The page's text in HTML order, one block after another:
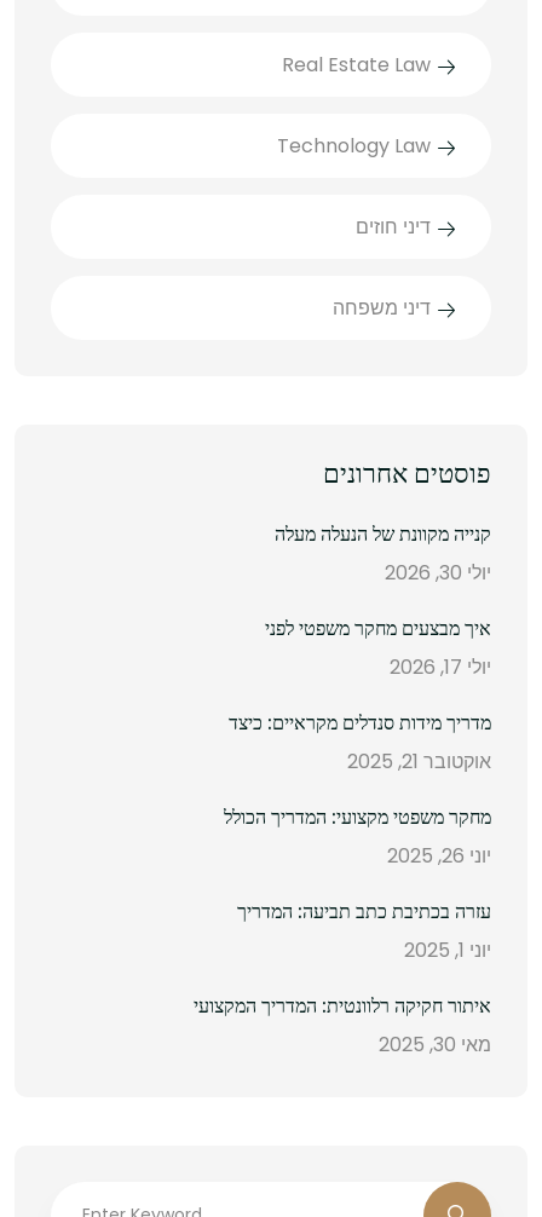
Real Estate Law
Technology Law
דיני חוזים
דיני משפחה
פוסטים אחרונים
קנייה מקוונת של הנעלה מעלה
יולי 30, 2026
איך מבצעים מחקר משפטי לפני
יולי 17, 2026
מדריך מידות סנדלים מקראיים: כיצד
אוקטובר 21, 2025
מחקר משפטי מקצועי: המדריך הכולל
יוני 26, 2025
עזרה בכתיבת כתב תביעה: המדריך
יוני 1, 2025
איתור חקיקה רלוונטית: המדריך המקצועי
מאי 30, 2025